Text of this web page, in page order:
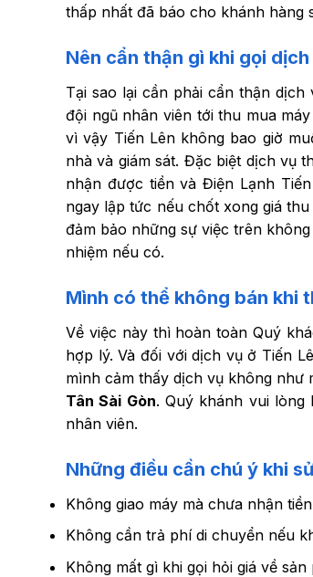
thấp nhất đã báo cho khánh hàng
Nên cẩn thận gì khi gọi
Tại sao lại cần phải cẩn thận
đội ngũ nhân viên tới thu mua
vì vậy Tiến Lên không bao giờ
nhà và giám sát. Đặc biệt dịch vụ
nhận được tiền và Điện Lạnh
ngay lập tức nếu chốt xong giá
đảm bảo những sự việc trên
nhiệm nếu có.
Mình có thể không bán khi
Về việc này thì hoàn toàn Quý
hợp lý. Và đối với dịch vụ ở Tiến
mình cảm thấy dịch vụ không
Tân Sài Gòn. Quý khánh vui
nhân viên.
Những điều cần chú ý khi
Không giao máy mà chưa nhận tiền
Không cần trả phí di chuyển nếu
Không mất gì khi gọi hỏi giá về